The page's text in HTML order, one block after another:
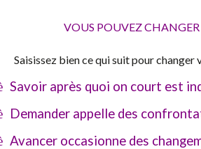
VOUS POUVEZ CHANGER
Saisissez bien ce qui suit pour changer
Savoir après quoi on court est
Demander appelle des
Avancer occasionne des